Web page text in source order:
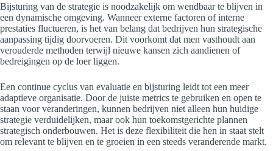
Bijsturing van de strategie is noodzakelijk om wendbaar te blijven in
een dynamische omgeving. Wanneer externe factoren of interne
prestaties fluctueren, is het van belang dat bedrijven hun strategische
aanpassing tijdig doorvoeren. Dit voorkomt dat men vasthoudt aan
verouderde methoden terwijl nieuwe kansen zich aandienen of
bedreigingen op de loer liggen.
Een continue cyclus van evaluatie en bijsturing leidt tot een meer
adaptieve organisatie. Door de juiste metrics te gebruiken en open te
staan voor veranderingen, kunnen bedrijven niet alleen hun huidige
strategie verduidelijken, maar ook hun toekomstgerichte plannen
strategisch onderbouwen. Het is deze flexibiliteit die hen in staat stelt
om relevant te blijven en te groeien in een steeds veranderende markt.